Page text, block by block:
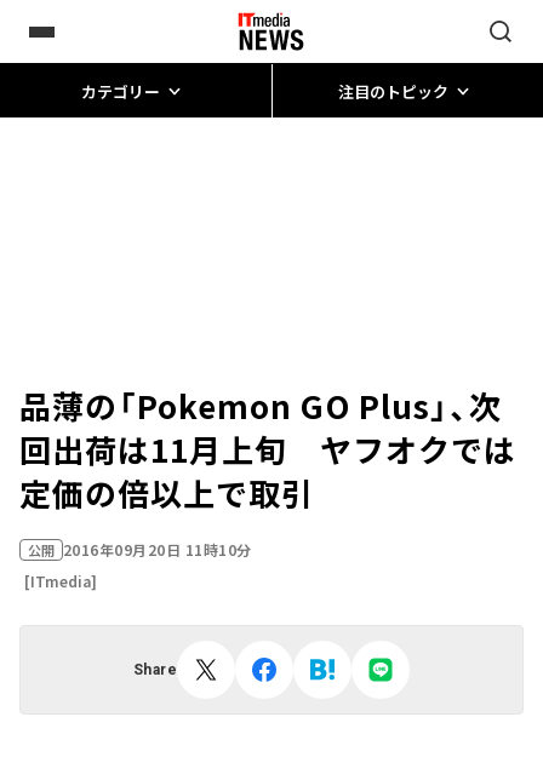
カテゴリー 注目のトピック
品薄の「Pokemon GO Plus」、次
回出荷は11月上旬 ヤフオクでは
定価の倍以上で取引
公開 2016年09月20日 11時10分
[ITmedia]
Share